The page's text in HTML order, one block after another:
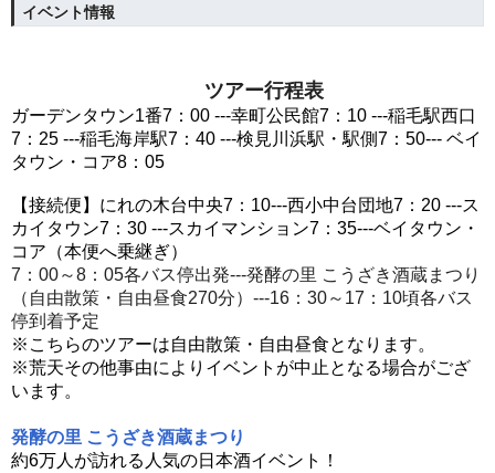
イベント情報
ツアー行程表
ガーデンタウン1番7 ： 00 ---幸町公民館7 ： 10 ---稲毛駅西口
7 ： 25 ---稲毛海岸駅7 ： 40 ---検見川浜駅・駅側7 ： 50--- ベイ
タウン・コア8 ： 05
【接続便】にれの木台中央7：10---西小中台団地7：20 ---ス
カイタウン7：30 ---スカイマンション7：35---ベイタウン・
コア（本便へ乗継ぎ）
7：00～8：05各バス停出発---発酵の里 こうざき酒蔵まつり
（自由散策・自由昼食270分）---16：30～17：10頃各バス
停到着予定
※こちらのツアーは自由散策・自由昼食となります。
※荒天その他事由によりイベントが中止となる場合がござ
います。
発酵の里 こうざき酒蔵まつり
約6万人が訪れる人気の日本酒イベント！